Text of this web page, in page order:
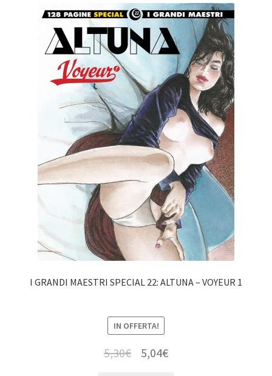
I GRANDI MAESTRI SPECIAL 22: ALTUNA – VOYEUR 1
IN OFFERTA!
5,30€ 5,04€